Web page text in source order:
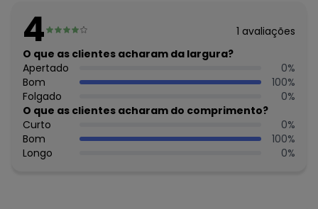
O preço apresentado abaixo é o menor oferecido em
algum dia do mês, para o menor tamanho disponível.
agosto/2026
julho/2026
junho/2026 N/D*
maio/2026 N/D*
abril/2026 N/D*
março/2026
fevereiro/2026 N/D*
4 1 avaliações
O que as clientes acharam da largura?
Apertado
0%
Bom
100%
Folgado
0%
O que as clientes acharam do comprimento?
Curto
0%
Bom
100%
Longo
0%